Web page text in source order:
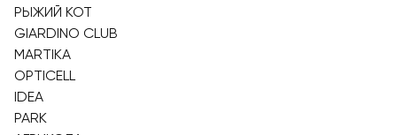
РЫЖИЙ КОТ
GIARDINO CLUB
MARTIKA
OPTICELL
IDEA
PARK